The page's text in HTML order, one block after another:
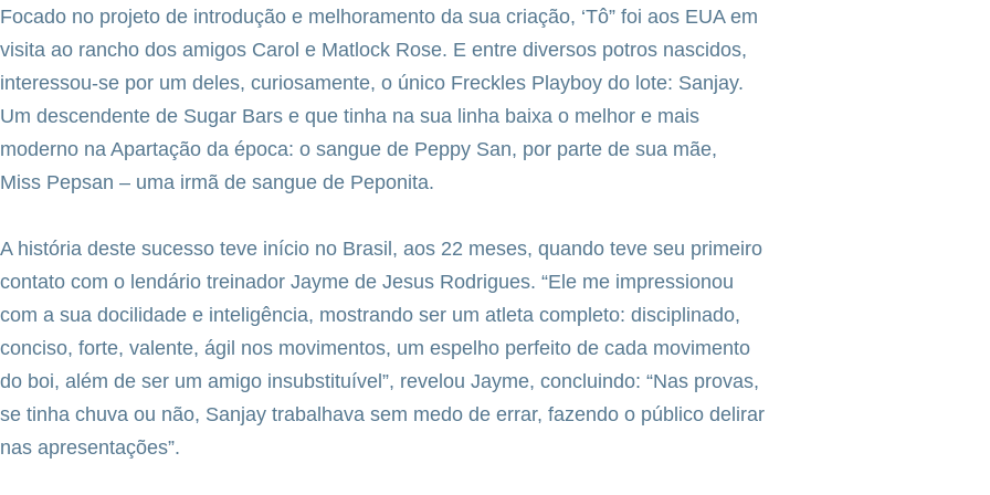
Focado no projeto de introdução e melhoramento da sua criação, ‘Tô” foi aos EUA em
visita ao rancho dos amigos Carol e Matlock Rose. E entre diversos potros nascidos,
interessou-se por um deles, curiosamente, o único Freckles Playboy do lote: Sanjay.
Um descendente de Sugar Bars e que tinha na sua linha baixa o melhor e mais
moderno na Apartação da época: o sangue de Peppy San, por parte de sua mãe,
Miss Pepsan – uma irmã de sangue de Peponita.
A história deste sucesso teve início no Brasil, aos 22 meses, quando teve seu primeiro
contato com o lendário treinador Jayme de Jesus Rodrigues. “Ele me impressionou
com a sua docilidade e inteligência, mostrando ser um atleta completo: disciplinado,
conciso, forte, valente, ágil nos movimentos, um espelho perfeito de cada movimento
do boi, além de ser um amigo insubstituível”, revelou Jayme, concluindo: “Nas provas,
se tinha chuva ou não, Sanjay trabalhava sem medo de errar, fazendo o público delirar
nas apresentações”.